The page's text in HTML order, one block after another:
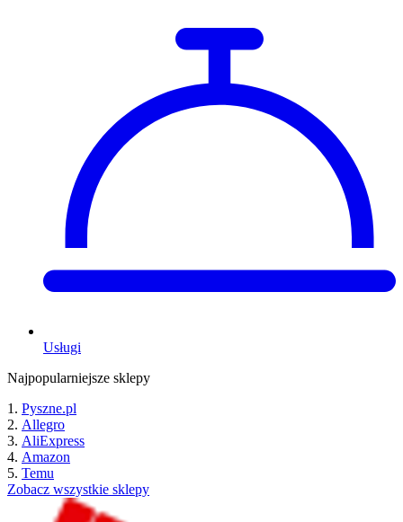
Usługi
Najpopularniejsze sklepy
Pyszne.pl
Allegro
AliExpress
Amazon
Temu
Zobacz wszystkie sklepy